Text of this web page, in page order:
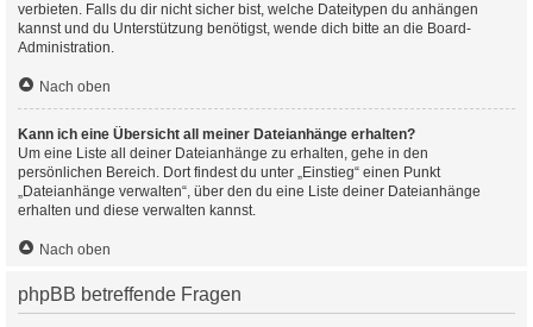
verbieten. Falls du dir nicht sicher bist, welche Dateitypen du anhängen
kannst und du Unterstützung benötigst, wende dich bitte an die Board-
Administration.
Nach oben
Kann ich eine Übersicht all meiner Dateianhänge erhalten?
Um eine Liste all deiner Dateianhänge zu erhalten, gehe in den
persönlichen Bereich. Dort findest du unter „Einstieg“ einen Punkt
„Dateianhänge verwalten“, über den du eine Liste deiner Dateianhänge
erhalten und diese verwalten kannst.
Nach oben
phpBB betreffende Fragen